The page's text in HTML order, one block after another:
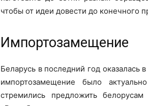
чтобы от идеи довести до конечного
Импортозамещение
Беларусь в последний год оказалась
импортозамещение было
стремились предложить